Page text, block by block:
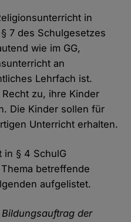
in
7 des Schulgesetzes
wie im GG,
an
Lehrfach ist.
zu, ihre Kinder
Die Kinder sollen für
Unterricht erhalten.
in § 4 SchulG
betreffende
aufgelistet.
Bildungsauftrag der